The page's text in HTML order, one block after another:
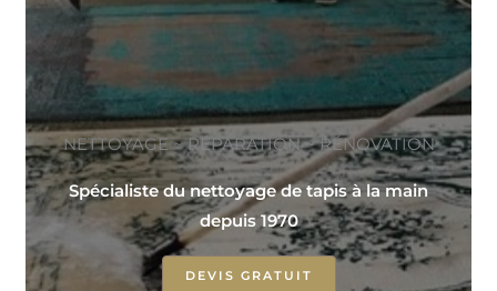
NETTOYAGE ~ RÉPARATION ~ RÉNOVATION
Spécialiste du nettoyage de tapis à la main
depuis 1970
DEVIS GRATUIT